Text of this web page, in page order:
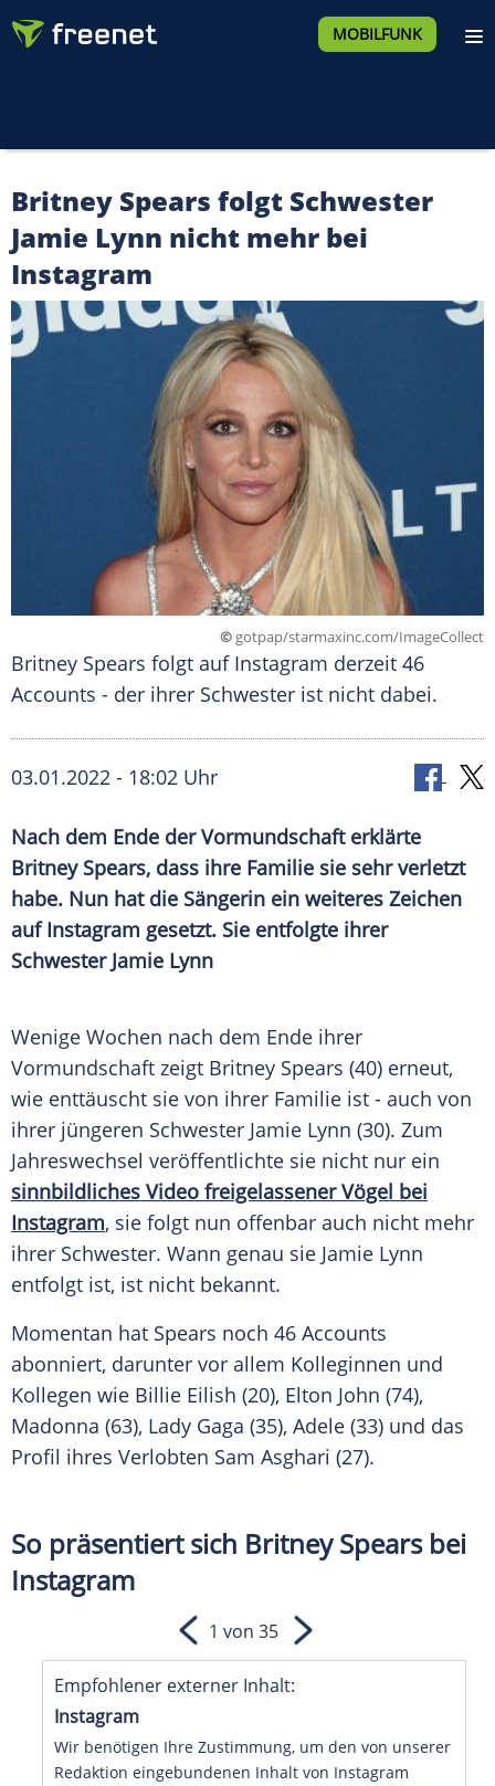
MOBILFUNK
Britney Spears folgt Schwester
Jamie Lynn nicht mehr bei
Instagram
© gotpap/starmaxinc.com/ImageCollect
Britney Spears folgt auf Instagram derzeit 46
Accounts - der ihrer Schwester ist nicht dabei.
03.01.2022 - 18:02 Uhr
Nach dem Ende derVormundschafterklärte
Britney Spears, dass ihre Familie sie sehr verletzt
habe. Nun hat die Sängerin ein weiteres Zeichen
aufInstagram gesetzt. Sie entfolgte ihrer
Schwester Jamie Lynn
Wenige Wochen nach dem Ende ihrer
Vormundschaft zeigt Britney Spears (40) erneut,
wie enttäuscht sie von ihrer Familie ist - auch von
ihrer jüngeren Schwester Jamie Lynn (30). Zum
Jahreswechsel veröffentlichte sie nicht nur ein
sinnbildliches Video freigelassener Vögel bei
Instagram, sie folgt nun offenbar auch nicht mehr
ihrer Schwester. Wann genau sie Jamie Lynn
entfolgt ist, ist nicht bekannt.
Momentan hat Spears noch 46 Accounts
abonniert, darunter vor allem Kolleginnen und
Kollegen wie Billie Eilish (20), Elton John (74),
Madonna (63), Lady Gaga (35), Adele (33) und das
Profil ihres Verlobten Sam Asghari (27).
So präsentiert sich Britney Spears bei
Instagram
Empfohlener externer Inhalt:
Instagram
Wir benötigen Ihre Zustimmung, um den von unserer
Redaktion eingebundenen Inhalt von Instagram
1 von 35